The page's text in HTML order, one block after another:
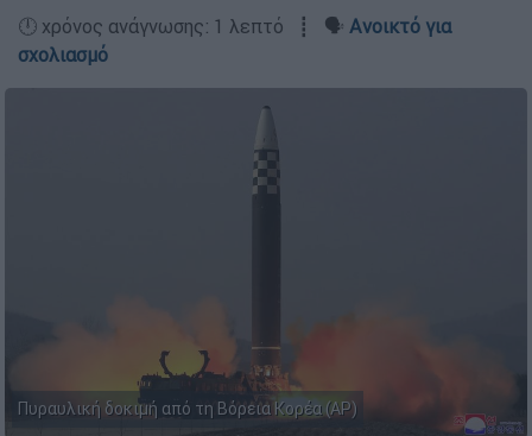
🕛 χρόνος ανάγνωσης: 1 λεπτό ┋ 🗣️ Ανοικτό για
σχολιασμό
Πυραυλική δοκιμή από τη Βόρεια Κορέα (AP)